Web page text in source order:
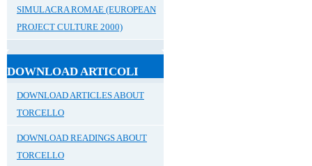
SIMULACRA ROMAE (EUROPEAN
PROJECT CULTURE 2000)
DOWNLOAD ARTICOLI
DOWNLOAD ARTICLES ABOUT
TORCELLO
DOWNLOAD READINGS ABOUT
TORCELLO